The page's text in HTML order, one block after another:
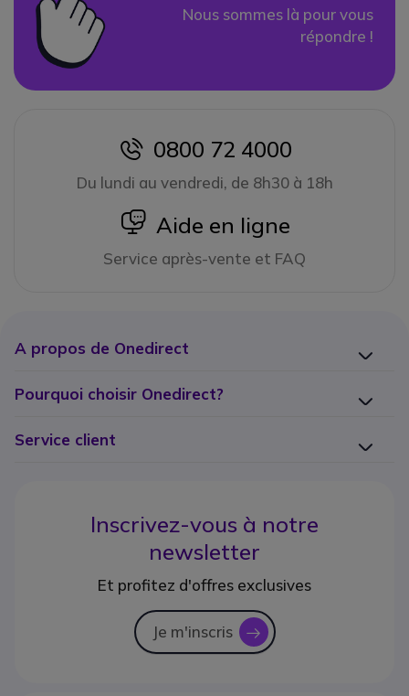
Nous sommes là pour vous
répondre !
icon
0800 72 4000
Du lundi au vendredi, de 8h30 à 18h
icon
Aide en ligne
Service après-vente et FAQ
A propos de Onedirect
Pourquoi choisir Onedirect?
Service client
Inscrivez-vous à notre
newsletter
Et profitez d'offres exclusives
Je m'inscris icon